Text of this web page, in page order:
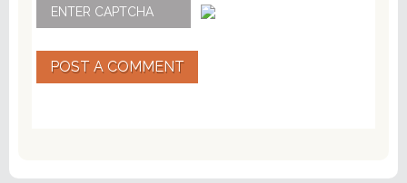
POST A COMMENT